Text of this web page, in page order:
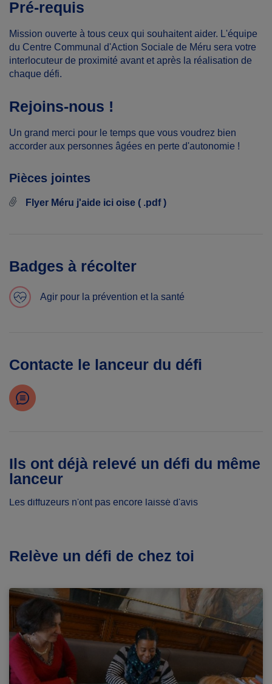
Pré-requis
Mission ouverte à tous ceux qui souhaitent aider. L'équipe
du Centre Communal d'Action Sociale de Méru sera votre
interlocuteur de proximité avant et après la réalisation de
chaque défi.
Rejoins-nous !
Un grand merci pour le temps que vous voudrez bien
accorder aux personnes âgées en perte d'autonomie !
Pièces jointes
Flyer Méru j'aide ici oise ( .pdf )
Badges à récolter
Agir pour la prévention et la santé
Contacte le lanceur du défi
Ils ont déjà relevé un défi du même
lanceur
Les diffuzeurs n'ont pas encore laissé d'avis
Relève un défi de chez toi